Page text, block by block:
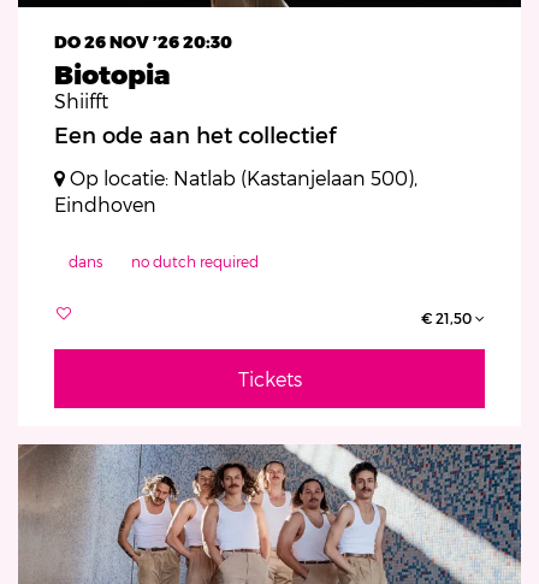
Biotopia
Shiifft
DO 26 NOV ’2620:30
Een ode aan het collectief
Op locatie: Natlab (Kastanjelaan 500),
Eindhoven
dans no dutch required
€ 21,50
Tickets